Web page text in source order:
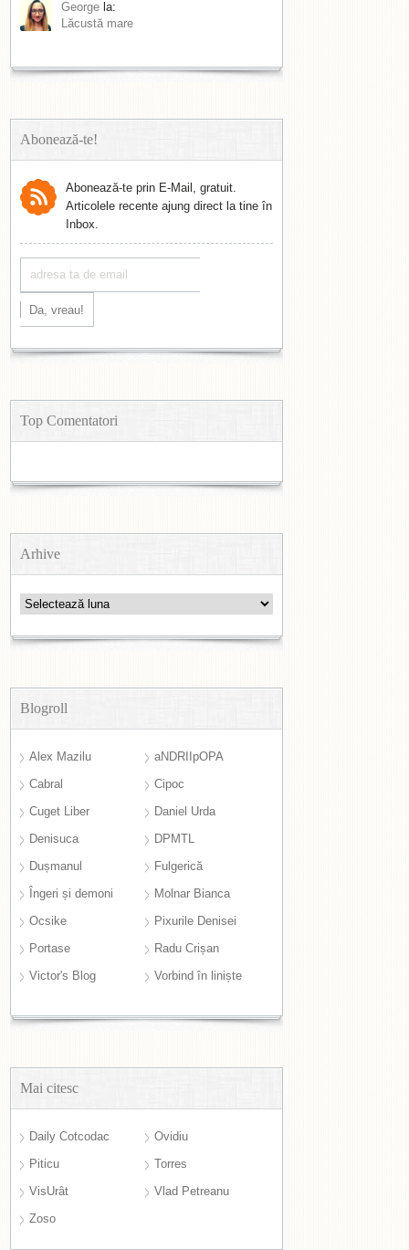
George la:
Lăcustă mare
Abonează-te!
Abonează-te prin E-Mail, gratuit.
Articolele recente ajung direct la tine în
Inbox.
Top Comentatori
Arhive
Arhive
Blogroll
Alex Mazilu
aNDRIIpOPA
Cabral
Cipoc
Cuget Liber
Daniel Urda
Denisuca
DPMTL
Dușmanul
Fulgerică
Îngeri și demoni
Molnar Bianca
Ocsike
Pixurile Denisei
Portase
Radu Crișan
Victor's Blog
Vorbind în liniște
Mai citesc
Daily Cotcodac
Ovidiu
Piticu
Torres
VisUrât
Vlad Petreanu
Zoso